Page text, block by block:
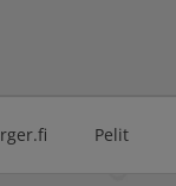
Pelit